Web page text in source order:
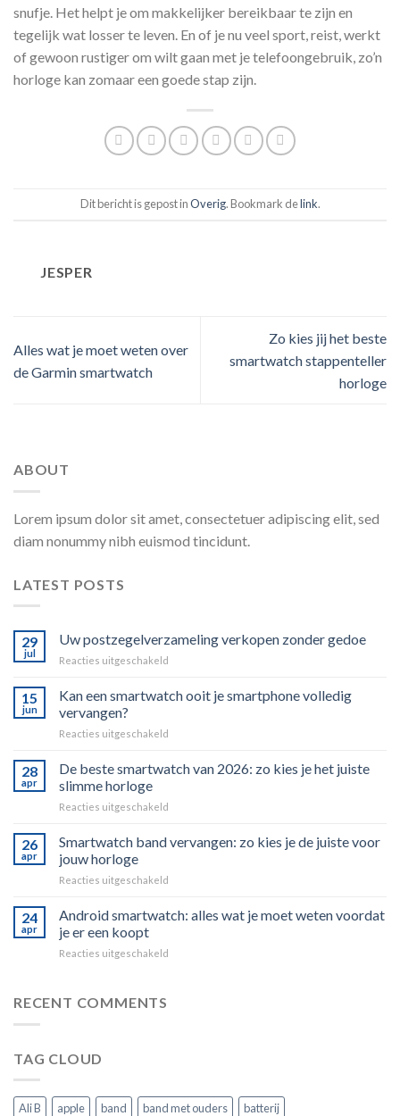
snufje. Het helpt je om makkelijker bereikbaar te zijn en
tegelijk wat losser te leven. En of je nu veel sport, reist, werkt
of gewoon rustiger om wilt gaan met je telefoongebruik, zo’n
horloge kan zomaar een goede stap zijn.
Dit bericht is gepost inOverig. Bookmark delink.
JESPER
Alles wat je moet weten over
de Garmin smartwatch
Zo kies jij het beste
smartwatch stappenteller
horloge
ABOUT
Lorem ipsum dolor sit amet, consectetuer adipiscing elit, sed
diam nonummy nibh euismod tincidunt.
LATEST POSTS
29
jul
Uw postzegelverzameling verkopen zonder gedoe
Reacties uitgeschakeld
postzegelverzameling
15
jun
Kan een smartwatch ooit je smartphone volledig
vervangen?
Reacties uitgeschakeld
een
volledig
28
apr
De beste smartwatch van 2026: zo kies je het juiste
slimme horloge
Reacties uitgeschakeld
smartwatch
kies
26
apr
Smartwatch band vervangen: zo kies je de juiste voor
jouw horloge
Reacties uitgeschakeld
band
24
apr
Android smartwatch: alles wat je moet weten voordat
je er een koopt
Reacties uitgeschakeld
er
RECENT COMMENTS
TAG CLOUD
Ali B apple band band met ouders batterij